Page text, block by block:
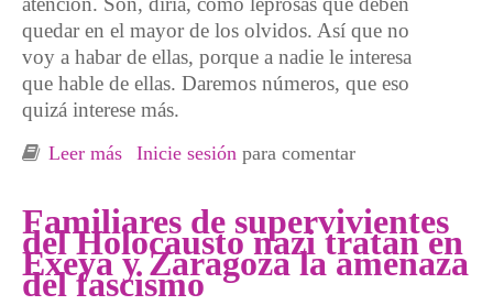
quedar en el mayor de los olvidos. Así que no
voy a habar de ellas, porque a nadie le interesa
que hable de ellas. Daremos números, que eso
quizá interese más.
Leer más sobre Nunca
Inicie sesión para comentar
Familiares de supervivientes
del Holocausto nazi tratan en
Exeya y Zaragoza la amenaza
del fascismo